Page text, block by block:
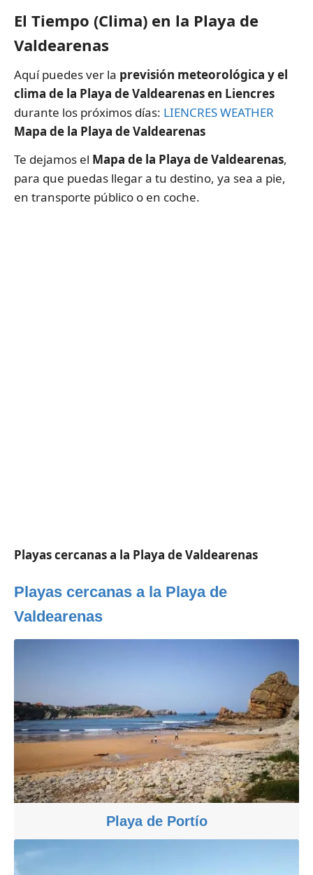
El Tiempo (Clima) en la Playa de
Valdearenas
Aquí puedes ver la previsión meteorológica y el
clima de la Playa de Valdearenas en Liencres
durante los próximos días: LIENCRES WEATHER
Mapa de la Playa de Valdearenas
Te dejamos el Mapa de la Playa de Valdearenas,
para que puedas llegar a tu destino, ya sea a pie,
en transporte público o en coche.
Playas cercanas a la Playa de Valdearenas
Playas cercanas a la Playa de
Valdearenas
Playa de Portío